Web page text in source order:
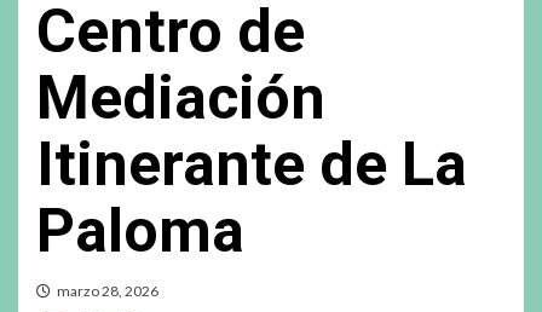
Centro de
Mediación
Itinerante de La
Paloma
marzo 28, 2026